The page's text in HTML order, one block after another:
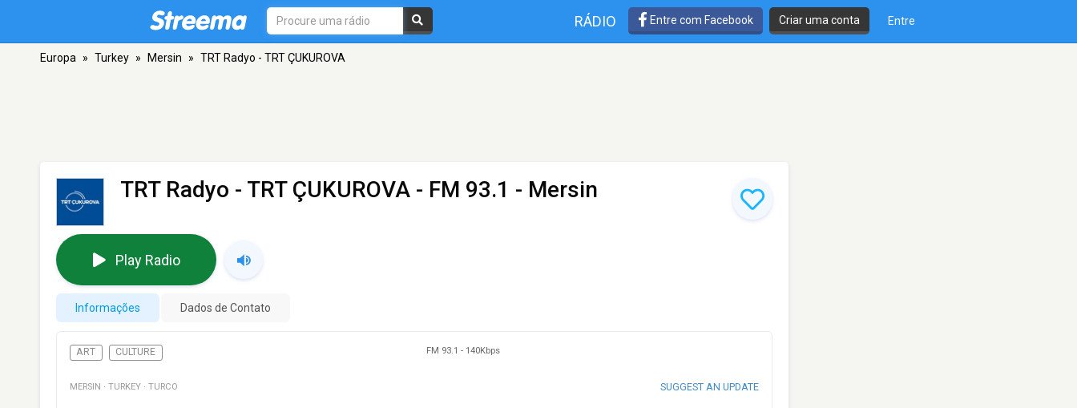
RÁDIO Entre com Facebook Criar uma conta Entre
Europa » Turkey » Mersin » TRT Radyo - TRT ÇUKUROVA
TRT Radyo - TRT ÇUKUROVA - FM 93.1 - Mersin
Play Radio
Informações Dados de Contato
ART CULTURE FM 93.1 - 140Kbps
MERSIN · TURKEY · TURCO SUGGEST AN UPDATE